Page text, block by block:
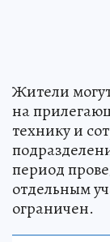
Жители
на
технику и
период
отдельным
ограничен.